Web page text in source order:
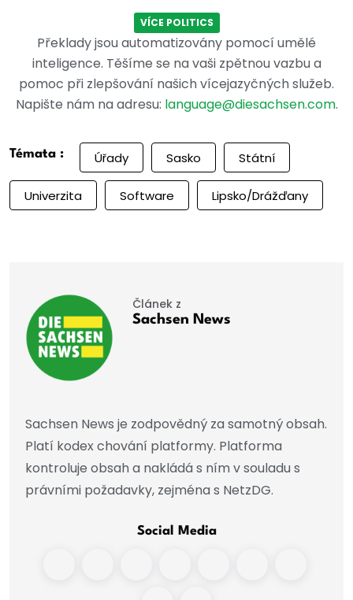
VÍCE POLITICS
Překlady jsou automatizovány pomocí umělé
inteligence. Těšíme se na vaši zpětnou vazbu a
pomoc při zlepšování našich vícejazyčných služeb.
Napište nám na adresu: language@diesachsen.com.
Témata : Úřady Sasko Státní
Univerzita Software Lipsko/Drážďany
Článek z
Sachsen News
Sachsen News je zodpovědný za samotný obsah.
Platí kodex chování platformy. Platforma
kontroluje obsah a nakládá s ním v souladu s
právními požadavky, zejména s NetzDG.
Social Media